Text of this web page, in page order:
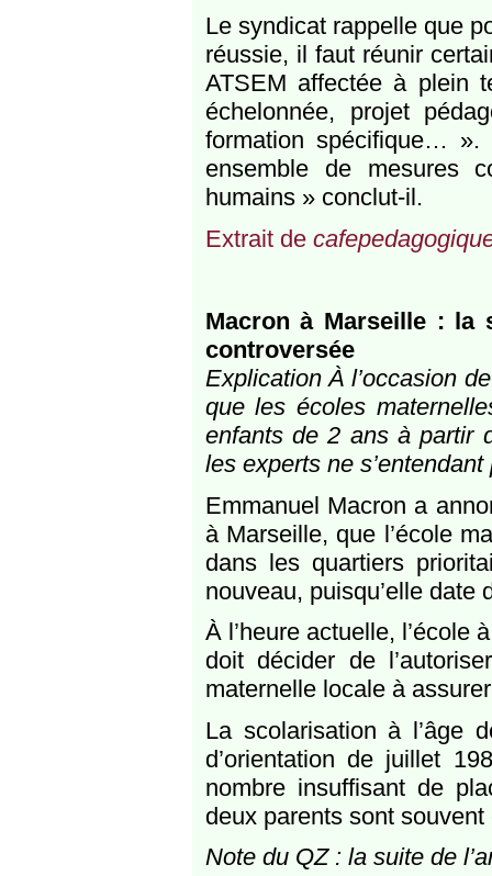
Le syndicat rappelle que
réussie, il faut réunir
ATSEM affectée à plein
échelonnée, projet
formation spécifique… ».
ensemble de mesures
humains » conclut-il.
Extrait de
Macron à Marseille : la
controversée
Explication À l’occasion
que les écoles
enfants de 2 ans à partir
les experts ne
Emmanuel Macron a
à Marseille, que l’école
dans les quartiers
nouveau, puisqu’elle date
À l’heure actuelle, l’école
doit décider de
maternelle locale à
La scolarisation à l’âge
d’orientation de juillet
nombre insuffisant de
deux parents sont
Note du QZ : la suite de